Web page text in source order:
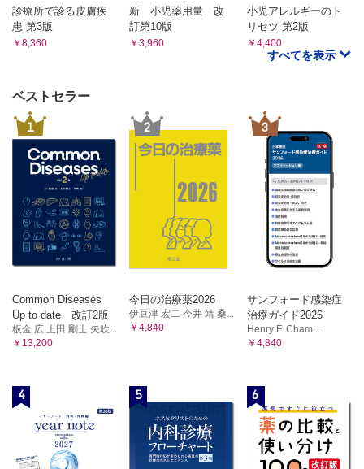
m．色素血管母斑症
n．神経線維腫症1型
o．結節性硬化症
1）眼皮膚白皮症
3）まだら症
4）Sutton母斑
5）脱色素性母斑
b．色素増強が主体
1）雀卵斑
2）遺伝性対側性色素異常症
3）McCune-Albright症候群
4）色素異常性固定紅斑
15．形成異常
a．無汗性/低汗性外胚葉形成不全症
b．先天性皮膚欠損症
16．腫瘍性疾患
a．若年性黄色肉芽腫
b．Langerhans細胞組織球症
c．白血病
f．移植片対宿主病（GVHD）
a．汗腺の疾患
1）汗疹
b．脂腺の疾患
1）尋常性痤瘡
a．凍瘡（しもやけ）
b．種痘様水疱症
d．色素性乾皮症
a．播種状紅斑丘疹型薬疹
b．固定薬疹型
c．Stevens-Johnson症候群・中毒性表皮壊死症
d．その他の薬疹
10．水疱症
a．先天性表皮水疱症
b．自己免疫性水疱症
a．魚鱗癬
1）尋常性魚鱗癬
2）X連鎖性魚鱗癬
5）先天性魚鱗癬様紅皮症
6）表皮融解性魚鱗癬
7）魚鱗癬症候群
b．掌蹠角化症
診療所で診る皮膚疾
患 第3版
￥8,360
新 小児薬用量 改
訂第10版
￥3,960
小児アレルギーのト
リセツ 第2版
￥4,400
すべてを表示
ベストセラー
1
Common Diseases
Up to date 改訂2版
板金 広 上田 剛士 矢吹...
￥13,200
2
今日の治療薬2026
伊豆津 宏二 今井 靖 桑...
￥4,840
3
サンフォード感染症
治療ガイド2026
Henry F. Cham...
￥4,840
4 5 6